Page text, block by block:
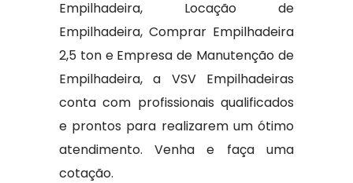
Empilhadeira, Locação de
Empilhadeira, Comprar Empilhadeira
2,5 ton e Empresa de Manutenção de
Empilhadeira, a VSV Empilhadeiras
conta com profissionais qualificados
e prontos para realizarem um ótimo
atendimento. Venha e faça uma
cotação.